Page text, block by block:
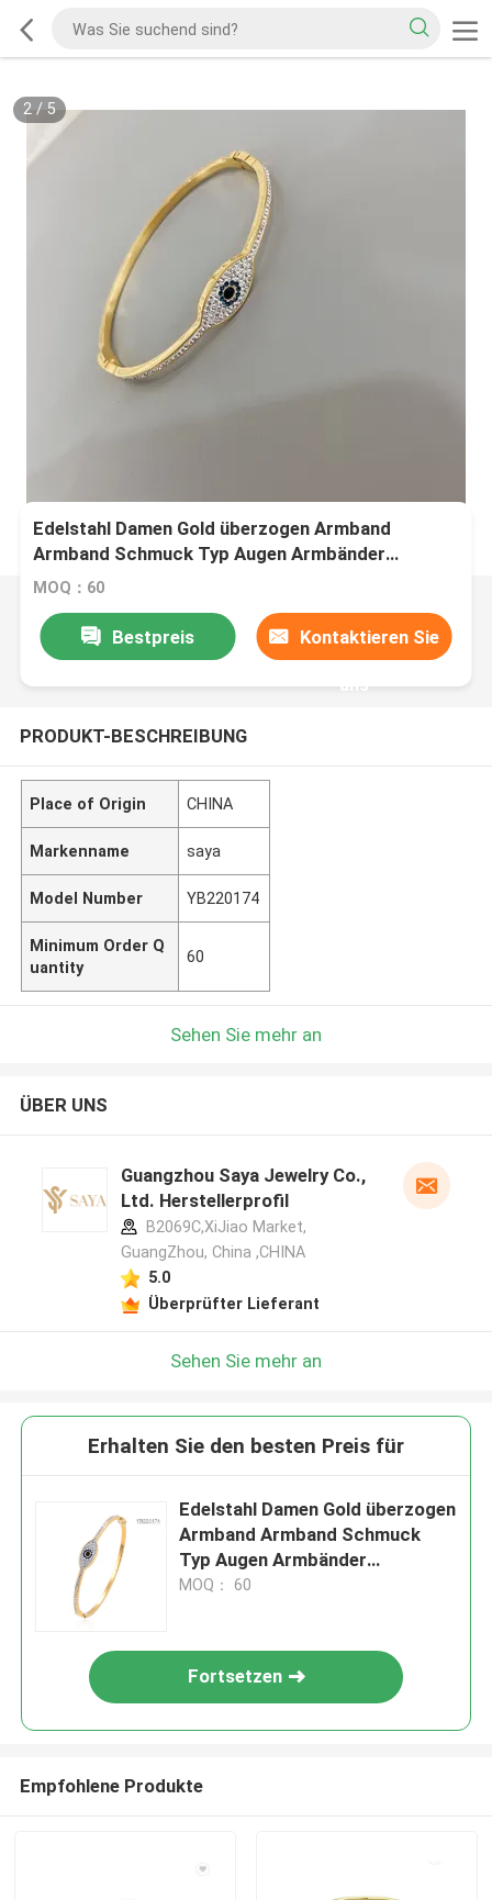
2/ 5
Edelstahl Damen Gold überzogen Armband
Armband Schmuck Typ Augen Armbänder
Armbänder
MOQ：60
Bestpreis Kontaktieren Sie
uns
PRODUKT-BESCHREIBUNG
Place of Origin CHINA
Markenname saya
Model Number YB220174
Minimum Order Q
uantity
60
Sehen Sie mehr an
ÜBER UNS
Guangzhou Saya Jewelry Co.,
Ltd. Herstellerprofil
B2069C,XiJiao Market,
GuangZhou, China ,CHINA
5.0
Überprüfter Lieferant
Sehen Sie mehr an
Erhalten Sie den besten Preis für
Edelstahl Damen Gold überzogen
Armband Armband Schmuck
Typ Augen Armbänder
Armbänder
MOQ： 60
Fortsetzen
Empfohlene Produkte